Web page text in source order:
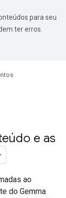
para seu
ter erros.
e as
ao
do Gemma